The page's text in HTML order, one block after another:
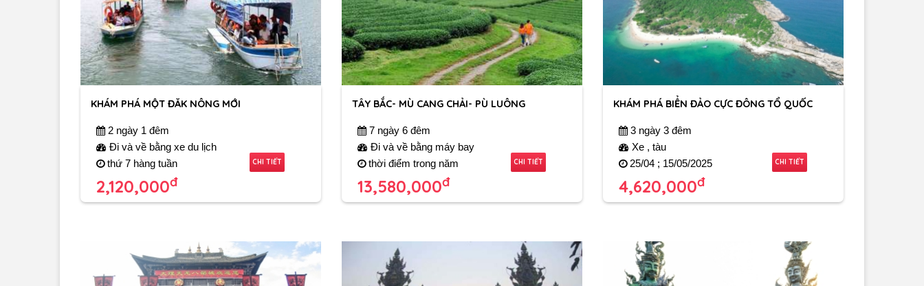
KHÁM PHÁ MỘT ĐĂK NÔNG MỚI
2 ngày 1 đêm
Đi và về bằng xe du lịch
thứ 7 hàng tuần
2,120,000đ
CHI TIẾT
TÂY BẮC- MÙ CANG CHẢI- PÙ LUÔNG
7 ngày 6 đêm
Đi và về bằng máy bay
thời điểm trong năm
13,580,000đ
CHI TIẾT
KHÁM PHÁ BIỂN ĐẢO CỰC ĐÔNG TỔ QUỐC
3 ngày 3 đêm
Xe , tàu
25/04 ; 15/05/2025
4,620,000đ
CHI TIẾT